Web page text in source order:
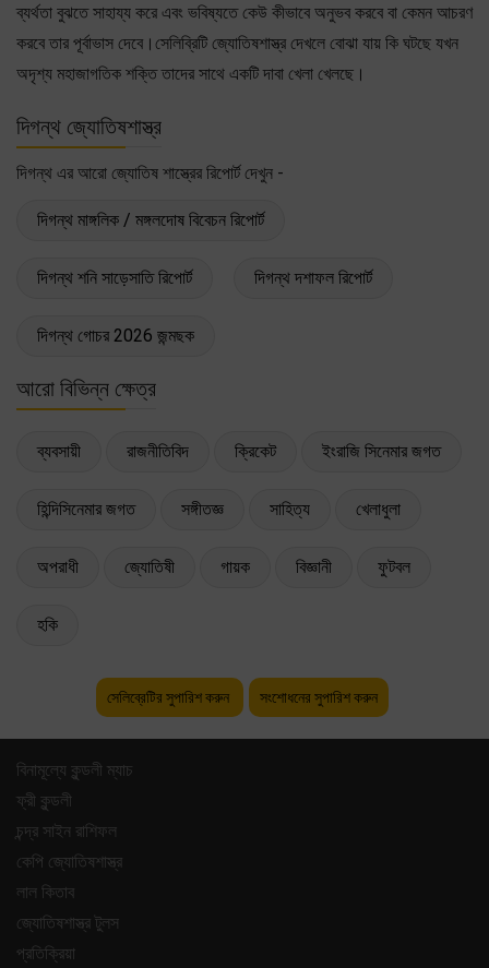
ব্যর্থতা বুঝতে সাহায্য করে এবং ভবিষ্যতে কেউ কীভাবে অনুভব করবে বা কেমন আচরণ
করবে তার পূর্বাভাস দেবে।সেলিব্রিটি জ্যোতিষশাস্ত্র দেখলে বোঝা যায় কি ঘটছে যখন
অদৃশ্য মহাজাগতিক শক্তি তাদের সাথে একটি দাবা খেলা খেলছে।
দিগন্থ জ্যোতিষশাস্ত্র
দিগন্থ এর আরো জ্যোতিষ শাস্ত্রের রিপোর্ট দেখুন -
দিগন্থ মাঙ্গলিক / মঙ্গলদোষ বিবেচন রিপোর্ট
দিগন্থ শনি সাড়েসাতি রিপোর্ট দিগন্থ দশাফল রিপোর্ট
দিগন্থ গোচর 2026 জন্মছক
আরো বিভিন্ন ক্ষেত্র
ব্যবসায়ী রাজনীতিবিদ ক্রিকেট ইংরাজি সিনেমার জগত
হিন্দিসিনেমার জগত সঙ্গীতজ্ঞ সাহিত্য খেলাধুলা
অপরাধী জ্যোতিষী গায়ক বিজ্ঞানী ফুটবল
হকি
সেলিব্রেটির সুপারিশ করুন সংশোধনের সুপারিশ করুন
বিনামূল্যে কুন্ডলী ম্যাচ
ফ্রী কুন্ডলী
চন্দ্র সাইন রাশিফল
কেপি জ্যোতিষশাস্ত্র
লাল কিতাব
জ্যোতিষশাস্ত্র টুলস
প্রতিক্রিয়া